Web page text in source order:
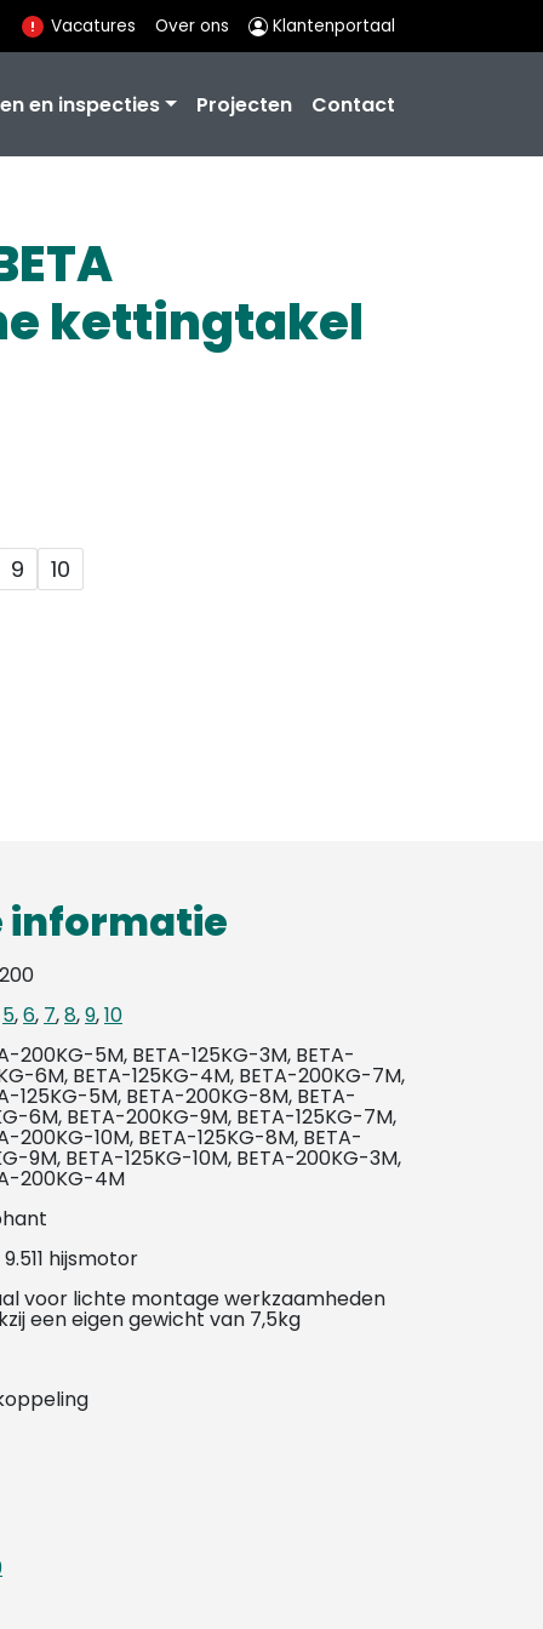
Vacatures Over ons Klantenportaal
en inspecties Projecten Contact
kettingtakel
9 10
informatie
5,6, 7,8,9,10
200KG-5M, BETA-125KG-3M, BETA-
6M, BETA-125KG-4M, BETA-200KG-7M,
125KG-5M, BETA-200KG-8M, BETA-
6M, BETA-200KG-9M, BETA-125KG-7M,
200KG-10M, BETA-125KG-8M, BETA-
9M, BETA-125KG-10M, BETA-200KG-3M,
200KG-4M
9.511 hijsmotor
voor lichte montage werkzaamheden
een eigen gewicht van 7,5kg